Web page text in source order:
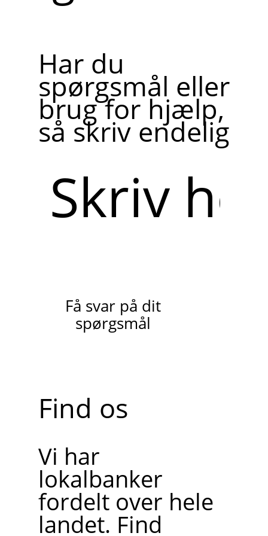
Har du
spørgsmål eller
brug for hjælp,
så skriv endelig
her
Få svar på dit
spørgsmål
Find os
Vi har
lokalbanker
fordelt over hele
landet. Find